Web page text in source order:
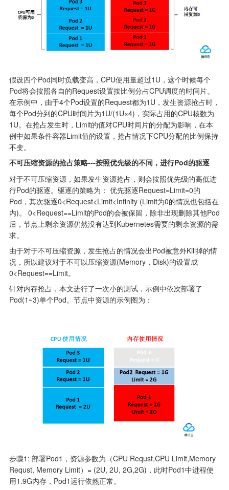
假设四个Pod同时负载变高，CPU使用量超过1U，这个时候每个
Pod将会按照各自的Request设置按比例分占CPU调度的时间片。
在示例中，由于4个Pod设置的Request都为1U，发生资源抢占时，
每个Pod分到的CPU时间片为1U/(1U×4)，实际占用的CPU核数为
1U。在抢占发生时，Limit的值对CPU时间片的分配为影响，在本
例中如果条件容器Limit值的设置，抢占情况下CPU分配的比例保持
不变。
不可压缩资源的抢占策略---按照优先级的不同，进行Pod的驱逐
对于不可压缩资源，如果发生资源抢占，则会按照优先级的高低进
行Pod的驱逐。驱逐的策略为： 优先驱逐Request=Limit=0的
Pod，其次驱逐0<Request<Limit<Infinity (Limit为0的情况也包括在
内)。 0<Request==Limit的Pod的会被保留，除非出现删除其他Pod
后，节点上剩余资源仍然没有达到Kubernetes需要的剩余资源的需
求。
由于对于不可压缩资源，发生抢占的情况会出Pod被意外Kill掉的情
况，所以建议对于不可以压缩资源(Memory，Disk)的设置成
0<Request==Limit。
针对内存抢占，本文进行了一次小的测试，示例中依次部署了
步骤1: 部署Pod1，资源参数为（CPU Requst,CPU Limit,Memory
Requst, Memory Limit）= (2U, 2U, 2G,2G)，此时Pod1中进程使
用1.9G内存，Pod1运行依然正常。